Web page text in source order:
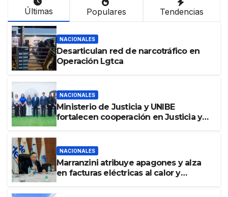
Últimas Populares Tendencias
NACIONALES
Desarticulan red de narcotráfico en
Operación Lgtca
NACIONALES
Ministerio de Justicia y UNIBE
fortalecen cooperación en Justicia y
NACIONALES
Marranzini atribuye apagones y alza
en facturas eléctricas al calor y